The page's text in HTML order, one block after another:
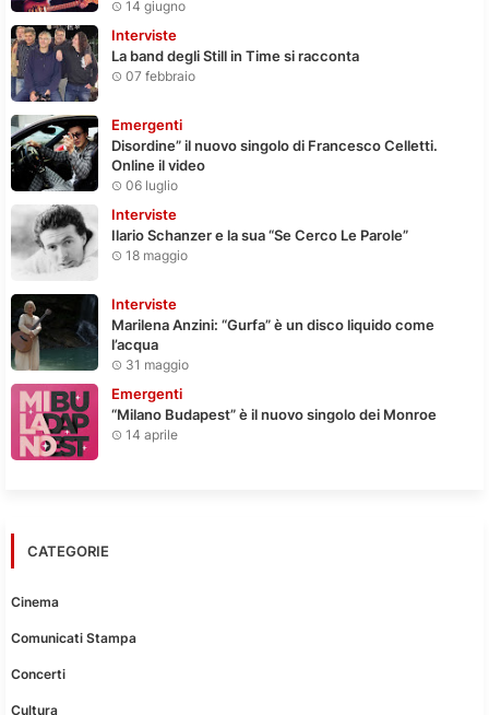
14 giugno
Interviste
La band degli Still in Time si racconta
07 febbraio
Emergenti
Disordine” il nuovo singolo di Francesco Celletti.
Online il video
06 luglio
Interviste
Ilario Schanzer e la sua “Se Cerco Le Parole”
18 maggio
Interviste
Marilena Anzini: “Gurfa” è un disco liquido come
l’acqua
31 maggio
Emergenti
“Milano Budapest” è il nuovo singolo dei Monroe
14 aprile
CATEGORIE
Cinema
Comunicati Stampa
Concerti
Cultura